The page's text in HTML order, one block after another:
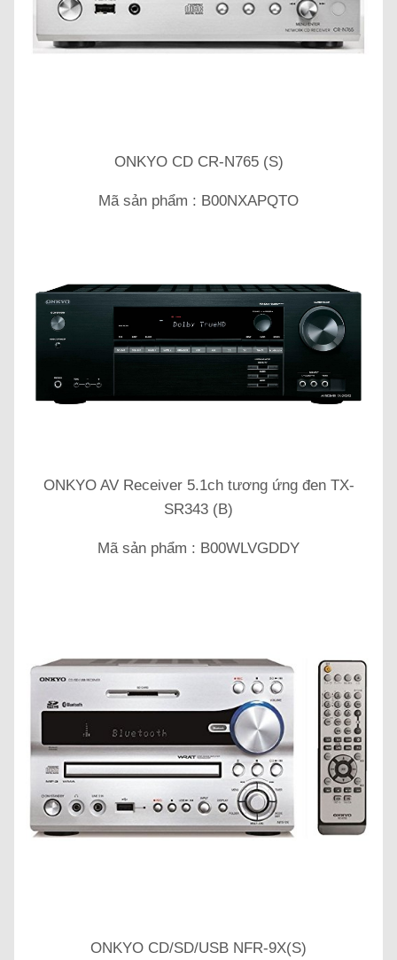
ONKYO CD CR-N765 (S)
Mã sản phẩm : B00NXAPQTO
ONKYO AV Receiver 5.1ch tương ứng đen TX-
SR343 (B)
Mã sản phẩm : B00WLVGDDY
ONKYO CD/SD/USB NFR-9X(S)